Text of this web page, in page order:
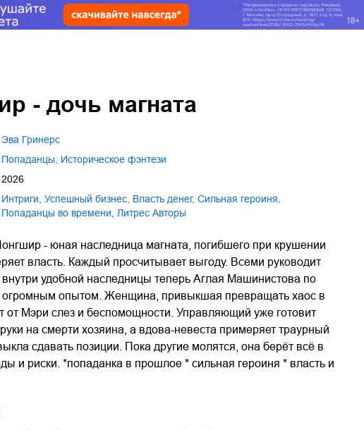
- дочь магната
Эва Гринерс
попаданцы
историческое фэнтези
2026
интриги успешный бизнес власть денег, сильная героиня
попаданцы во времени
Литрес Авторы
- юная наследница магната, погибшего при крушении
власть. Каждый просчитывает выгоду. Всеми руководит
удобной наследницы теперь Аглая Машинистова по
огромным опытом. Женщина, привыкшая превращать хаос в
от Мэри слез и беспомощности. Управляющий уже готовит
на смерти хозяина, а вдова-невеста примеряет траурный
сдавать позиции. Пока другие молятся, она берёт всё в
и риски. *попаданка в прошлое * сильная героиня * власть и